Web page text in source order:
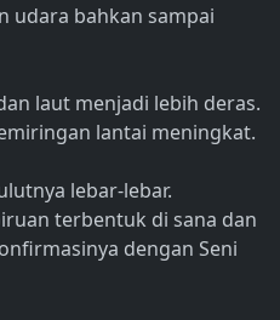
udara bahkan sampai
laut menjadi lebih deras.
lantai meningkat.
lebar-lebar.
terbentuk di sana dan
dengan Seni